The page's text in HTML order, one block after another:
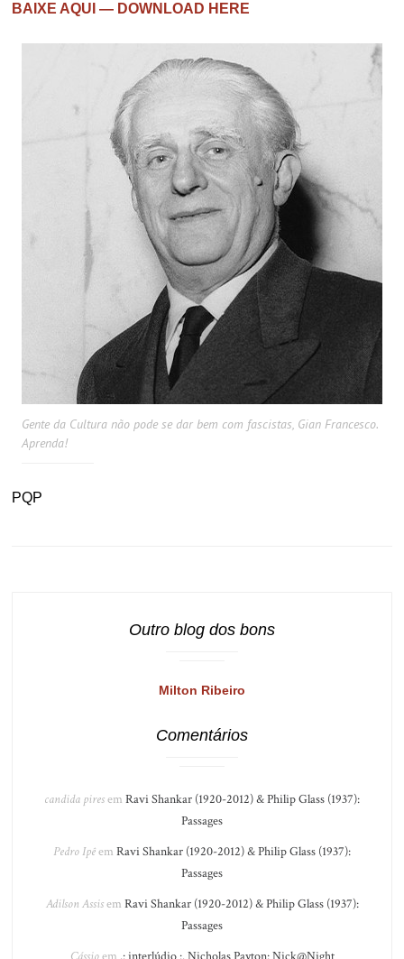
BAIXE AQUI — DOWNLOAD HERE
Gente da Cultura não pode se dar bem com fascistas, Gian Francesco.
Aprenda!
PQP
Outro blog dos bons
Milton Ribeiro
Comentários
candida piresem Ravi Shankar (1920-2012) & Philip Glass (1937):
Passages
Pedro Ipêem Ravi Shankar (1920-2012) & Philip Glass (1937):
Passages
Adilson Assisem Ravi Shankar (1920-2012) & Philip Glass (1937):
Passages